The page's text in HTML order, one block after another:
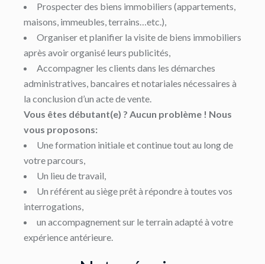
Prospecter des biens immobiliers (appartements,
maisons, immeubles, terrains…etc.),
Organiser et planifier la visite de biens immobiliers
après avoir organisé leurs publicités,
Accompagner les clients dans les démarches
administratives, bancaires et notariales nécessaires à
la conclusion d’un acte de vente.
Vous êtes débutant(e) ? Aucun problème ! Nous
vous proposons:
Une formation initiale et continue tout au long de
votre parcours,
Un lieu de travail,
Un référent au siège prêt à répondre à toutes vos
interrogations,
un accompagnement sur le terrain adapté à votre
expérience antérieure.